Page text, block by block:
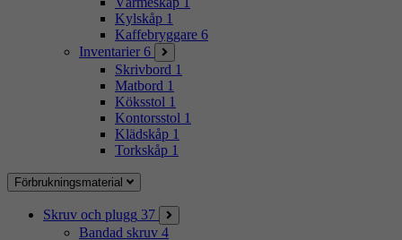
Kylskåp 1
Kaffebryggare 6
Inventarier 6
Skrivbord 1
Matbord 1
Köksstol 1
Kontorsstol 1
Klädskåp 1
Torkskåp 1
Förbrukningsmaterial
Skruv och plugg 37
Bandad skruv 4